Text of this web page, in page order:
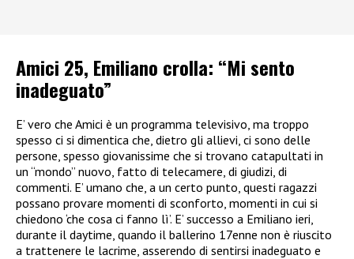
Amici 25, Emiliano crolla: “Mi sento
inadeguato”
E’ vero che Amici è un programma televisivo, ma troppo
spesso ci si dimentica che, dietro gli allievi, ci sono delle
persone, spesso giovanissime che si trovano catapultati in
un “mondo” nuovo, fatto di telecamere, di giudizi, di
commenti. E’ umano che, a un certo punto, questi ragazzi
possano provare momenti di sconforto, momenti in cui si
chiedono ‘che cosa ci fanno lì’. E’ successo a Emiliano ieri,
durante il daytime, quando il ballerino 17enne non è riuscito
a trattenere le lacrime, asserendo di sentirsi inadeguato e